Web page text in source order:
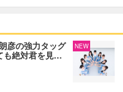
彦の強力タッグ
も絶対君を見…
NEW